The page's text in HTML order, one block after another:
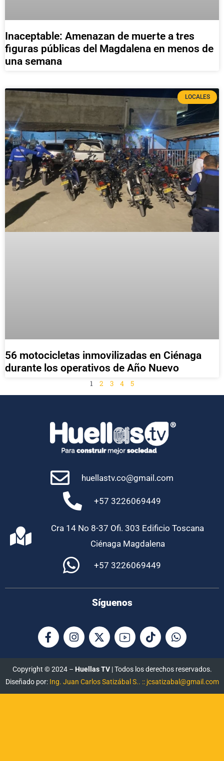
Inaceptable: Amenazan de muerte a tres
figuras públicas del Magdalena en menos de
una semana
LOCALES
56 motocicletas inmovilizadas en Ciénaga
durante los operativos de Año Nuevo
1 2 3 4 5
huellastv.co@gmail.com
+57 3226069449
Cra 14 No 8-37 Ofi. 303 Edificio Toscana
Ciénaga Magdalena
+57 3226069449
Síguenos
Copyright © 2024 – Huellas TV| Todos los derechos reservados.
Diseñado por: Ing. Juan Carlos Satizábal S.. :: jcsatizabal@gmail.com